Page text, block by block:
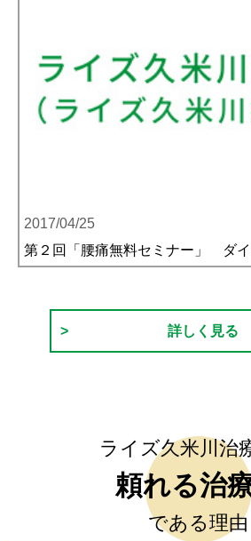
2017/04/25
第２回「腰痛無料セミナー」 ダイ
詳しく見る
ライズ久米川治
頼れる治
である理由